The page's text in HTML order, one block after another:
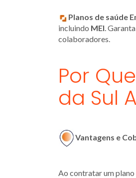
Planos de saúde
incluindo MEI.
colaboradores.
Por
da Sul
Vantagens e
Ao contratar um